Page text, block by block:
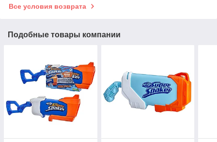
Все условия возврата
Подобные товары компании